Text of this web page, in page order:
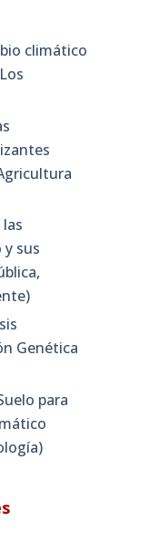
climático
sus
Genética
para